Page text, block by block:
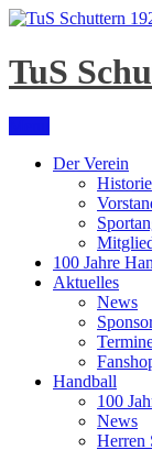
Skip
content
TuS
Der Verein
Historie
100 Jahre
Aktuelles
News
Handball
100
News
Herren